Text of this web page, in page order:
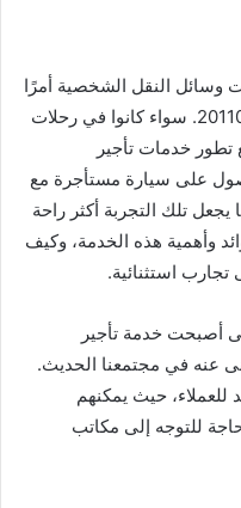
وسائل النقل الشخصية أمرًا
ضروريًا للكثير من الأفراد +201101555356. سواء كانوا في رحلات
خدمات تأجير
على سيارة مستأجرة مع
تلك التجربة أكثر راحة
وأهمية هذه الخدمة، وكيف
تجارب استثنائية.
أصبحت خدمة تأجير
عنه في مجتمعنا الحديث.
للعملاء، حيث يمكنهم
للتوجه إلى مكاتب